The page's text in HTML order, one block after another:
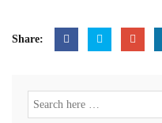
Share: